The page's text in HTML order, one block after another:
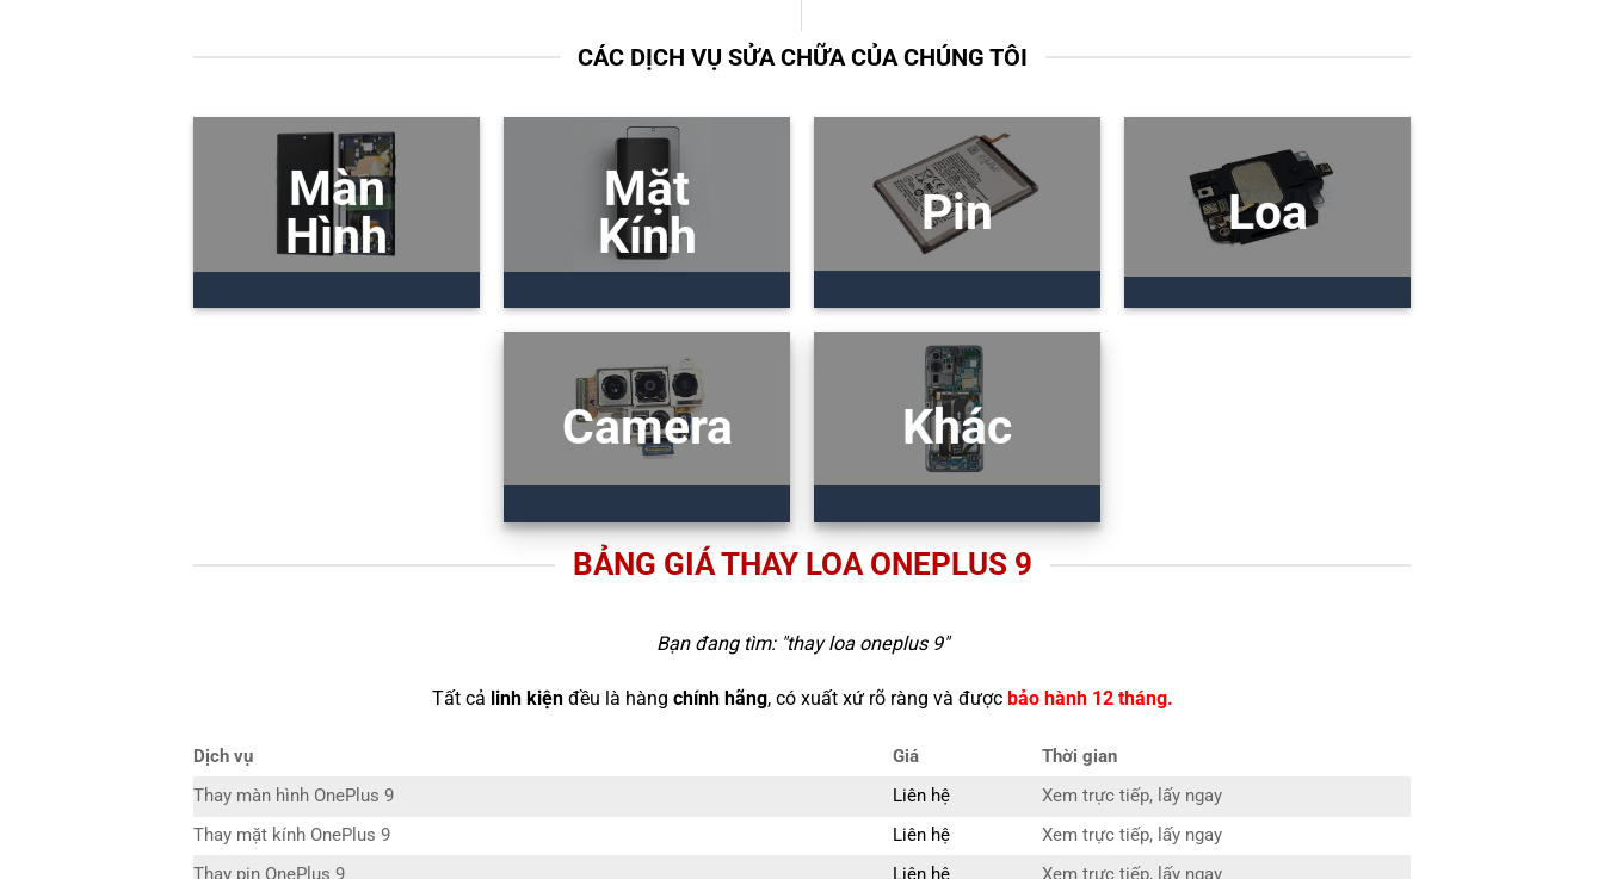
CÁC DỊCH VỤ SỬA CHỮA CỦA CHÚNG TÔI
Màn
Hình
Mặt
Kính
Pin Loa
Camera Khác
BẢNG GIÁ THAY LOA ONEPLUS 9
Bạn đang tìm: "thay loa oneplus 9"
Tất cả linh kiệnđều là hàng chính hãng, có xuất xứ rõ ràng và được bảo hành 12 tháng.
Dịch vụ Giá
Thời gian
Thay màn hình OnePlus 9
Liên hệ
Xem trực tiếp, lấy ngay
Thay mặt kính OnePlus 9
Liên hệ
Xem trực tiếp, lấy ngay